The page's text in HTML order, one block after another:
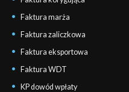
Faktura marża
Faktura zaliczkowa
Faktura eksportowa
Faktura WDT
KP dowód wpłaty